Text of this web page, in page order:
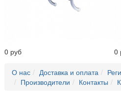
0 руб 0
О нас Доставка и оплата
Производители
Контакты